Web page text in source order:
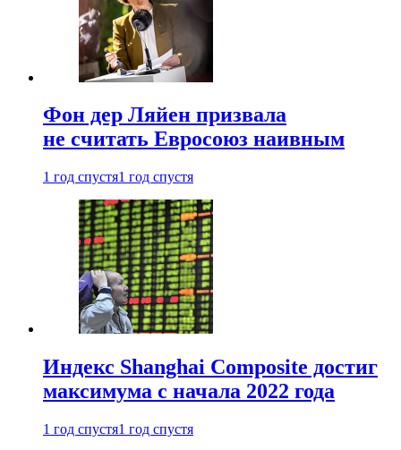
Фон дер Ляйен призвала
не считать Евросоюз наивным
1 год спустя1 год спустя
Индекс Shanghai Composite достиг
максимума с начала 2022 года
1 год спустя1 год спустя